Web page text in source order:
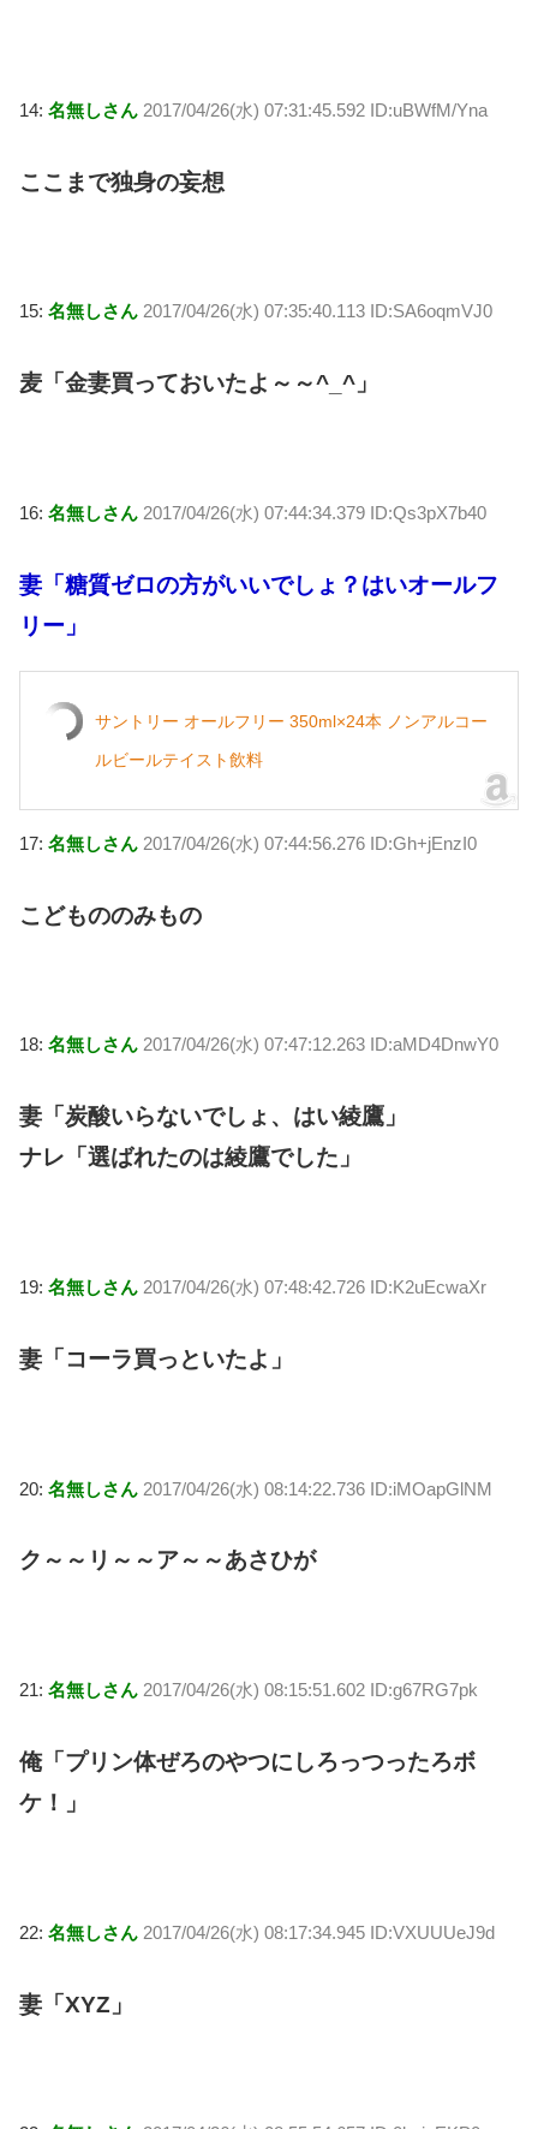
14: 名無しさん 2017/04/26(水) 07:31:45.592 ID:uBWfM/Yna
ここまで独身の妄想
15: 名無しさん 2017/04/26(水) 07:35:40.113 ID:SA6oqmVJ0
麦「金妻買っておいたよ～～^_^」
16: 名無しさん 2017/04/26(水) 07:44:34.379 ID:Qs3pX7b40
妻「糖質ゼロの方がいいでしょ？はいオールフ
リー」
サントリー オールフリー 350ml×24本 ノンアルコー
ルビールテイスト飲料
17: 名無しさん 2017/04/26(水) 07:44:56.276 ID:Gh+jEnzI0
こどもののみもの
18: 名無しさん 2017/04/26(水) 07:47:12.263 ID:aMD4DnwY0
妻「炭酸いらないでしょ、はい綾鷹」
ナレ「選ばれたのは綾鷹でした」
19: 名無しさん 2017/04/26(水) 07:48:42.726 ID:K2uEcwaXr
妻「コーラ買っといたよ」
20: 名無しさん 2017/04/26(水) 08:14:22.736 ID:iMOapGlNM
ク～～リ～～ア～～あさひが
21: 名無しさん 2017/04/26(水) 08:15:51.602 ID:g67RG7pk
俺「プリン体ぜろのやつにしろっつったろボ
ケ！」
22: 名無しさん 2017/04/26(水) 08:17:34.945 ID:VXUUUeJ9d
妻「XYZ」